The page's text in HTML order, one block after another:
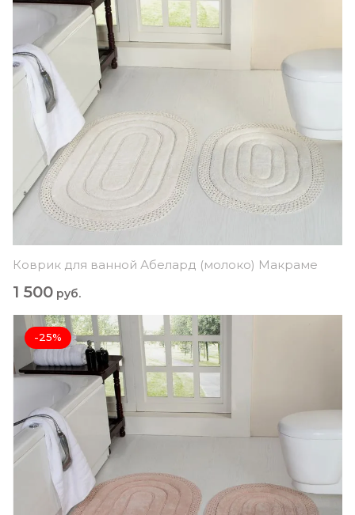
Коврик для ванной Абелард (молоко) Макраме
1 500 руб.
-25%